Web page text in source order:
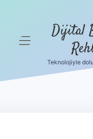
menüyü
Dijital
Teknolojiyle